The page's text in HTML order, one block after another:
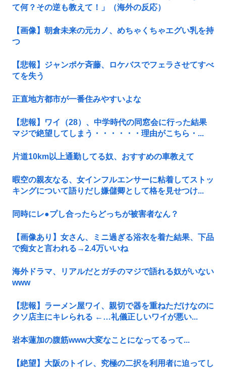
て何？その逆も教えて！」（海外の反応）
【画像】朝倉未来の元カノ、めちゃくちゃエグい乳を持
つ
【悲報】ジャンポケ斉藤、ロケバスでフェラさせてすべ
てを失う
正直地方都市が一番住みやすいよな
【悲報】ワイ（28）、中学時代の同窓会に行った結果
マジで絶望してしまう・・・・・・理由がこちら・...
片道10km以上通勤してる奴、おすすめの車教えて
暇空の親友なる、女インフルエンサーに粘着してストッ
キングについて語りだし嫌儲卿として格を見せつけ...
同時にレ●プし合ったらどっちが被害者なん？
【画像あり】女さん、ミニ過ぎる浴衣を着た結果、下品
で痴女と言われる→2.4万いいね
海外ドラマ、リアルだとガチのマジで語れる奴がいない
www
【悲報】ラーメン屋ワイ、親切で器を重ねただけなのに
クソ店主にキレられる ←…礼儀正しいワイが悪い...
岩本蓮加の腹筋www大変なことになってるって...
【絶望】大阪のトイレ、究極の二択を利用者に迫ってし